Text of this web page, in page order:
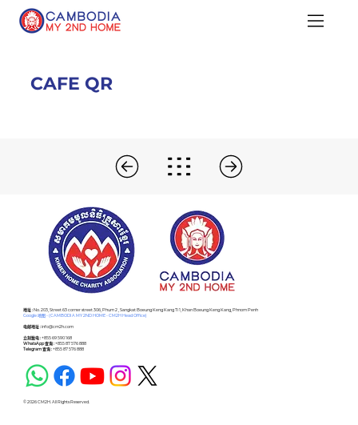
CAFE QR
​地址 :No. 203, Street 63 corner street 306, Phum 2 , Sangkat Boeung Keng Kang Ti 1, Khan Boeung Keng Kang, Phnom Penh
Google 地图 - (CAMBODIA MY 2ND HOME - CM2H Head Office)
电邮地址 :info@cm2h.com
立刻致电 :+855 69 590 168
WhatsApp 查询 :+855 87 576 888
Telegram 查询 :+855 87 576 888
© 2026 CM2H. All Rights Reserved.